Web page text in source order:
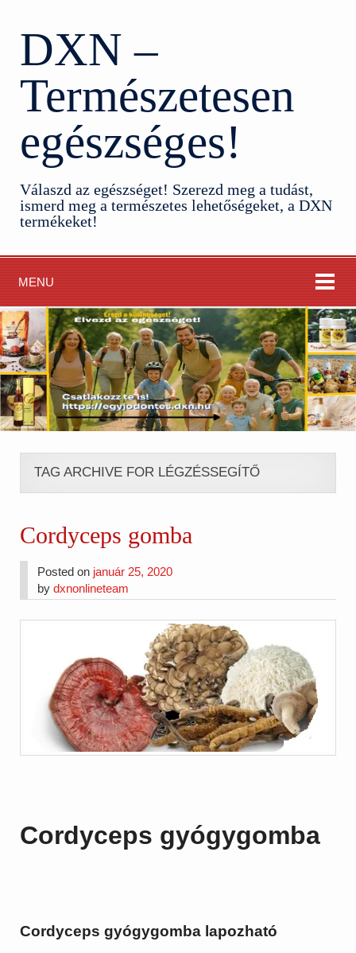
DXN –
Természetesen
egészséges!
Válaszd az egészséget! Szerezd meg a tudást,
ismerd meg a természetes lehetőségeket, a DXN
termékeket!
MENU
TAG ARCHIVE FOR LÉGZÉSSEGÍTŐ
Cordyceps gomba
Posted on január 25, 2020
bydxnonlineteam
Cordyceps gyógygomba
Cordyceps gyógygomba lapozható